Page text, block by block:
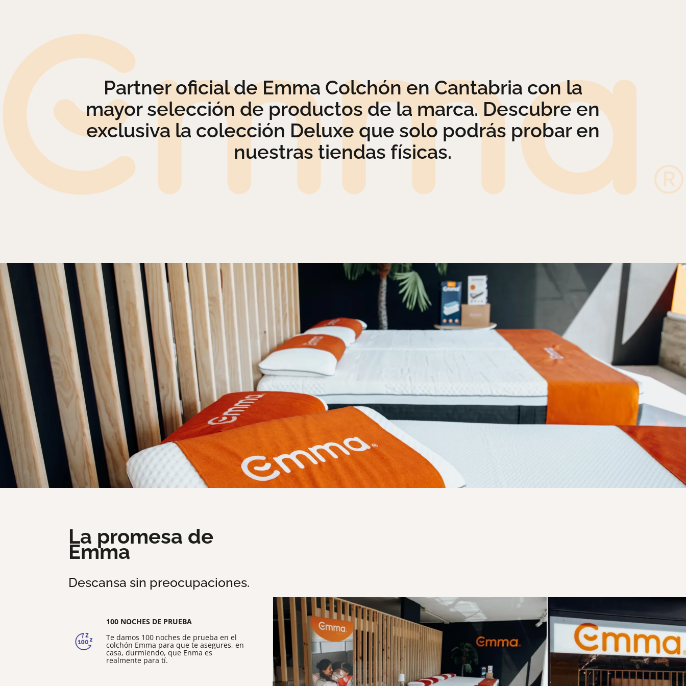
Partner oficial de Emma Colchón en Cantabria con la
mayor selección de productos de la marca. Descubre en
exclusiva la colección Deluxe que solo podrás probar en
nuestras tiendas físicas.
La promesa de
Emma
Descansa sin preocupaciones.
100 NOCHES DE PRUEBA
Te damos 100 noches de prueba en el
colchón Emma para que te asegures, en
casa, durmiendo, que Enma es
realmente para tí.